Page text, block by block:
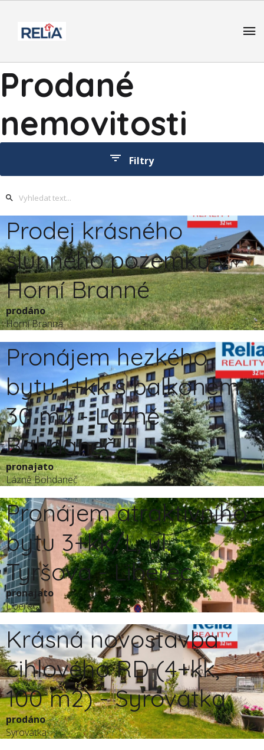
Prodané
nemovitosti
Filtry
Typ nabídky
Okres
Prodej krásného
slunného pozemku v
Horní Branné
prodáno
Horní Branná
Pronájem hezkého
bytu 1+kk s balkonem,
30 m2 - Lázně
Bohdaneč
pronajato
Lázně Bohdaneč
Pronájem atraktivního
bytu 3+kk/L, ul.
Tyršova - Liberec
pronajato
Liberec
Krásná novostavba
cihlového RD (4+kk,
100 m2) - Syrovátka
prodáno
Syrovátka